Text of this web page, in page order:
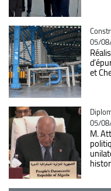
05/
et
05/
M.